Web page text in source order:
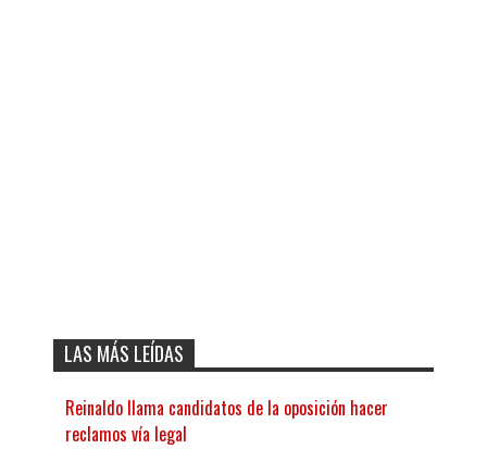
LAS MÁS LEÍDAS
Reinaldo llama candidatos de la oposición hacer
reclamos vía legal